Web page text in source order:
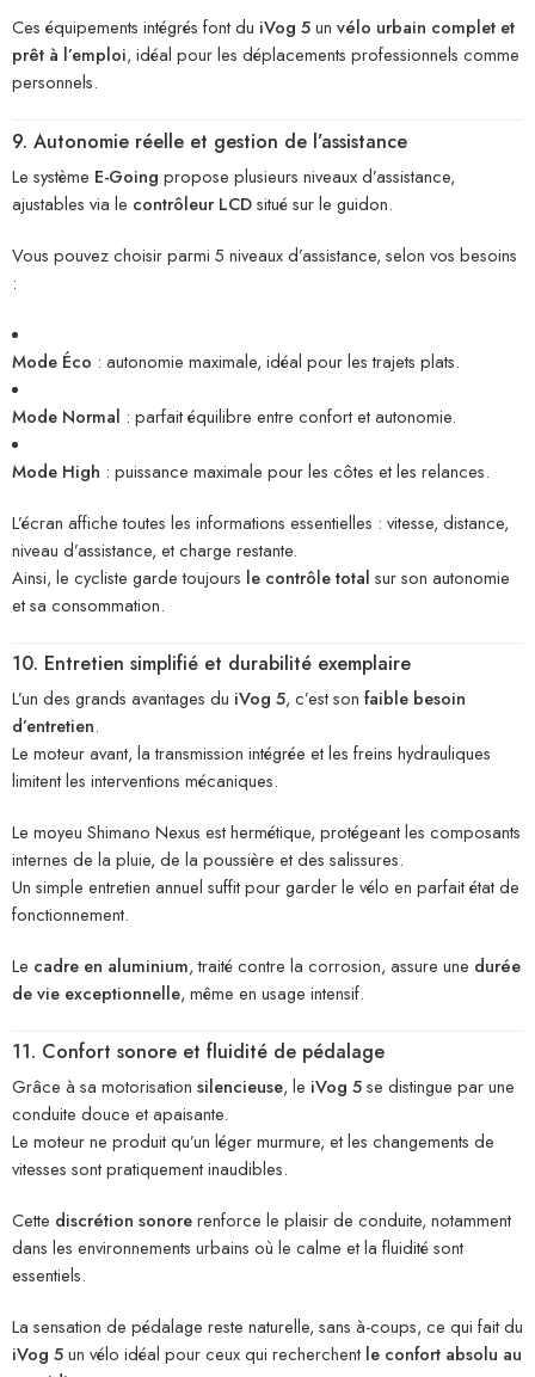
Ces équipements intégrés font du iVog 5un vélo urbain complet et
prêt à l’emploi, idéal pour les déplacements professionnels comme
personnels.
9. Autonomie réelle et gestion de l’assistance
Le système E-Going propose plusieurs niveaux d’assistance,
ajustables via le contrôleur LCDsitué sur le guidon.
Vous pouvez choisir parmi 5 niveaux d’assistance, selon vos besoins
:
Mode Éco : autonomie maximale, idéal pour les trajets plats.
Mode Normal : parfait équilibre entre confort et autonomie.
Mode High : puissance maximale pour les côtes et les relances.
L’écran affiche toutes les informations essentielles : vitesse, distance,
niveau d’assistance, et charge restante.
Ainsi, le cycliste garde toujours le contrôle total sur son autonomie
et sa consommation.
10. Entretien simplifié et durabilité exemplaire
L’un des grands avantages du iVog 5, c’est son faible besoin
d’entretien.
Le moteur avant, la transmission intégrée et les freins hydrauliques
limitent les interventions mécaniques.
Le moyeu Shimano Nexus est hermétique, protégeant les composants
internes de la pluie, de la poussière et des salissures.
Un simple entretien annuel suffit pour garder le vélo en parfait état de
fonctionnement.
Le cadre en aluminium, traité contre la corrosion, assure une durée
de vie exceptionnelle, même en usage intensif.
11. Confort sonore et fluidité de pédalage
Grâce à sa motorisation silencieuse, le iVog 5se distingue par une
conduite douce et apaisante.
Le moteur ne produit qu’un léger murmure, et les changements de
vitesses sont pratiquement inaudibles.
Cette discrétion sonorerenforce le plaisir de conduite, notamment
dans les environnements urbains où le calme et la fluidité sont
essentiels.
La sensation de pédalage reste naturelle, sans à-coups, ce qui fait du
iVog 5un vélo idéal pour ceux qui recherchent le confort absolu au